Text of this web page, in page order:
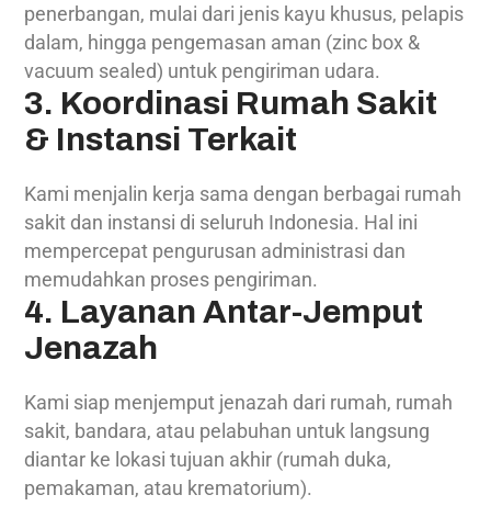
penerbangan, mulai dari jenis kayu khusus, pelapis
dalam, hingga pengemasan aman (zinc box &
vacuum sealed) untuk pengiriman udara.
3. Koordinasi Rumah Sakit
& Instansi Terkait
Kami menjalin kerja sama dengan berbagai rumah
sakit dan instansi di seluruh Indonesia. Hal ini
mempercepat pengurusan administrasi dan
memudahkan proses pengiriman.
4. Layanan Antar-Jemput
Jenazah
Kami siap menjemput jenazah dari rumah, rumah
sakit, bandara, atau pelabuhan untuk langsung
diantar ke lokasi tujuan akhir (rumah duka,
pemakaman, atau krematorium).